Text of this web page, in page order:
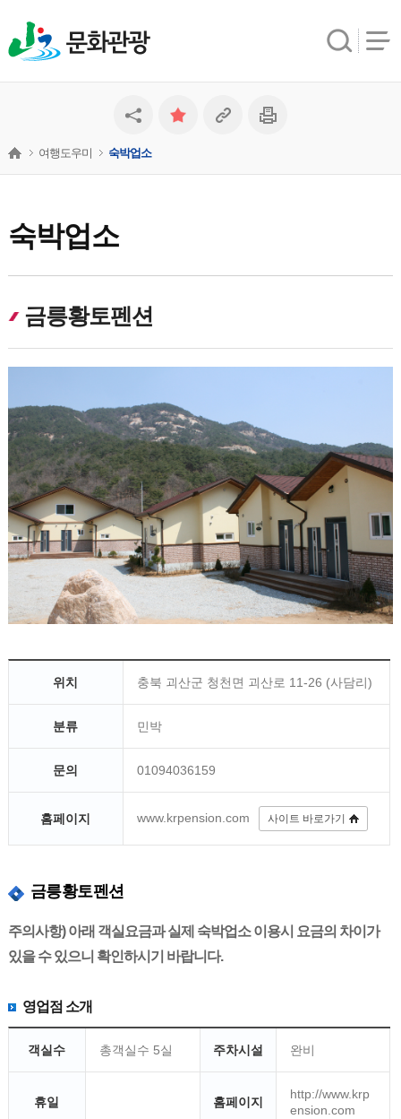
문화관광
숙박업소
여행도우미 숙박업소
금릉황토펜션
위치 충북 괴산군 청천면 괴산로 11-26 (사담리)
분류 민박
문의 01094036159
홈페이지 www.krpension.com 사이트 바로가기
금릉황토펜션
주의사항) 아래 객실요금과 실제 숙박업소 이용시 요금의 차이가
있을 수 있으니 확인하시기 바랍니다.
영업점 소개
객실수 총객실수 5실 주차시설 완비
휴일 홈페이지
http://www.krp
ension.com